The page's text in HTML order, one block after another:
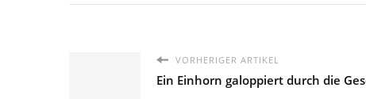
VORHERIGER ARTIKEL
Ein Einhorn galoppiert durch die